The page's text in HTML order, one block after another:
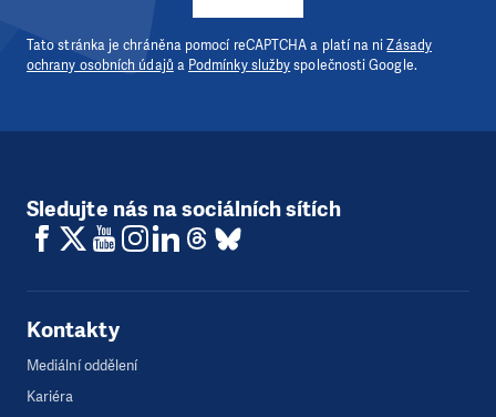
Tato stránka je chráněna pomocí reCAPTCHA a platí na niZásady
ochrany osobních údajů a Podmínky službyspolečnosti Google.
Sledujte nás na sociálních sítích
Kontakty
Mediální oddělení
Kariéra